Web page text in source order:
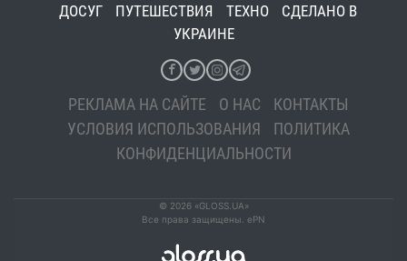
ДОСУГ
ПУТЕШЕСТВИЯ ТЕХНО
СДЕЛАНО В
УКРАИНЕ
РЕКЛАМА НА САЙТЕ О НАС
КОНТАКТЫ
УСЛОВИЯ ИСПОЛЬЗОВАНИЯ
ПОЛИТИКА
КОНФИДЕНЦИАЛЬНОСТИ
© 2026 «GLOSS.UA»
Все права защищены. ePN